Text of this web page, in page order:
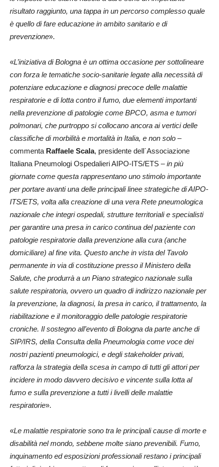
risultato raggiunto, una tappa in un percorso complesso quale
è quello di fare educazione in ambito sanitario e di
prevenzione».
«L’iniziativa di Bologna è un ottima occasione per sottolineare
con forza le tematiche socio-sanitarie legate alla necessità di
potenziare educazione e diagnosi precoce delle malattie
respiratorie e di lotta contro il fumo, due elementi importanti
nella prevenzione di patologie come BPCO, asma e tumori
polmonari, che purtroppo si collocano ancora ai vertici delle
classifiche di morbilità e mortalità in Italia, e non solo –
commenta Raffaele Scala, presidente dell´Associazione
Italiana Pneumologi Ospedalieri AIPO-ITS/ETS –in più
giornate come questa rappresentano uno stimolo importante
per portare avanti una delle principali linee strategiche di AIPO-
ITS/ETS, volta alla creazione di una vera Rete pneumologica
nazionale che integri ospedali, strutture territoriali e specialisti
per garantire una presa in carico continua del paziente con
patologie respiratorie dalla prevenzione alla cura (anche
domiciliare) al fine vita. Questo anche in vista del Tavolo
permanente in via di costituzione presso il Ministero della
Salute, che produrrà a un Piano strategico nazionale sulla
salute respiratoria, ovvero un quadro di indirizzo nazionale per
la prevenzione, la diagnosi, la presa in carico, il trattamento, la
riabilitazione e il monitoraggio delle patologie respiratorie
croniche. Il sostegno all’evento di Bologna da parte anche di
SIP/IRS, della Consulta della Pneumologia come voce dei
nostri pazienti pneumologici, e degli stakeholder privati,
rafforza la strategia della scesa in campo di tutti gli attori per
incidere in modo davvero decisivo e vincente sulla lotta al
fumo e sulla prevenzione a tutti i livelli delle malattie
respiratorie».
«Le malattie respiratorie sono tra le principali cause di morte e
disabilità nel mondo, sebbene molte siano prevenibili. Fumo,
inquinamento ed esposizioni professionali restano i principali